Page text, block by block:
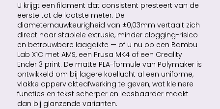
U krijgt een filament dat consistent presteert van de
eerste tot de laatste meter. De
diameternauwkeurigheid van ±0,03mm vertaalt zich
direct naar stabiele extrusie, minder clogging-risico
en betrouwbare laagdikte — of u nu op een Bambu
Lab X1C met AMS, een Prusa MK4 of een Creality
Ender 3 print. De matte PLA-formule van Polymaker is
ontwikkeld om bij lagere koellucht al een uniforme,
vlakke oppervlakteafwerking te geven, wat kleinere
functies en tekst scherper en leesbaarder maakt
dan bij glanzende varianten.